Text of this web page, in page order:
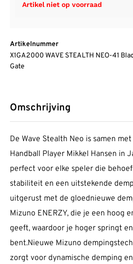
Artikel niet op voorraad
Artikelnummer
X1GA2000 WAVE STEALTH NEO-41
Gate
Omschrijving
De Wave Stealth Neo is samen
Handball Player Mikkel Hansen in
perfect voor elke speler die
stabiliteit en een uitstekende
uitgerust met de gloednieuwe
Mizuno ENERZY, die je een hoog
geeft, waardoor je hoger springt
bent.Nieuwe Mizuno
zorgt voor dynamische demping